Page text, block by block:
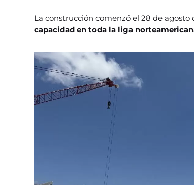
La construcción comenzó el 28 de
capacidad en toda la liga